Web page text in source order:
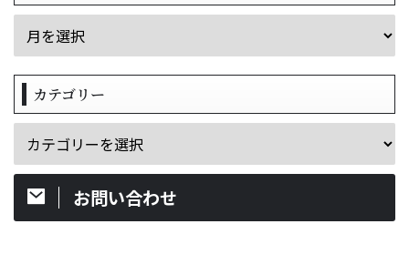
カテゴリー
お問い合わせ